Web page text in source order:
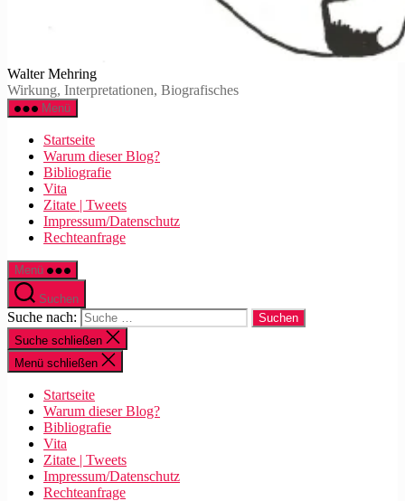
Walter Mehring
Wirkung, Interpretationen, Biografisches
Menü
Startseite
Warum dieser Blog?
Bibliografie
Vita
Zitate | Tweets
Impressum/Datenschutz
Rechteanfrage
Menü
Suchen
Suche nach:
Suche schließen
Menü schließen
Startseite
Warum dieser Blog?
Bibliografie
Vita
Zitate | Tweets
Impressum/Datenschutz
Rechteanfrage